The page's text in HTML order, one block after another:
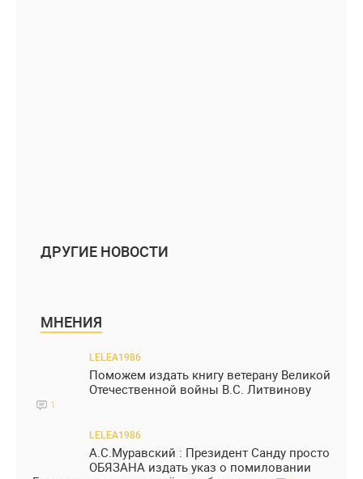
ДРУГИЕ НОВОСТИ
МНЕНИЯ
LELEA1986
Поможем издать книгу ветерану Великой
Отечественной войны В.С. Литвинову
1
LELEA1986
А.С.Муравский : Президент Санду просто
ОБЯЗАНА издать указ о помиловании